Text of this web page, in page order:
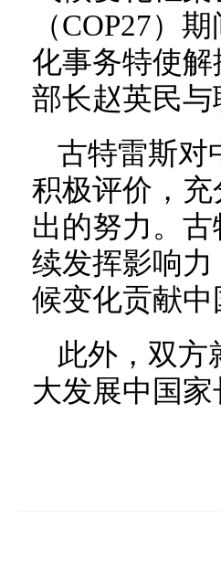
（COP27）
化事务特使
部长赵英民
古特雷斯对
积极评价，
出的努力。
续发挥影响
候变化贡献中
此外，双方
大发展中国